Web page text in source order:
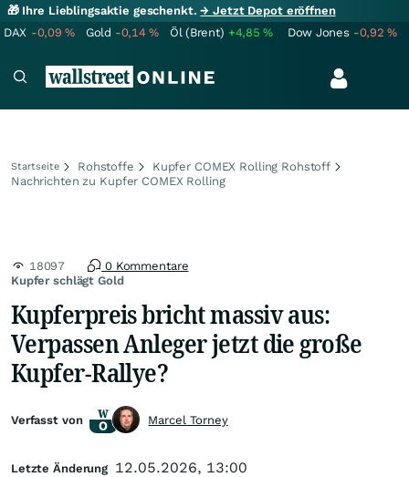
🎁 Ihre Lieblingsaktie geschenkt.→ Jetzt Depot eröffnen
DAX -0,09% Gold -0,14% Öl (Brent) +4,85% Dow Jones -0,92%
Startseite Rohstoffe
Kupfer COMEX Rolling Rohstoff
Nachrichten zu Kupfer COMEX Rolling
Kupfer schlägt Gold
18097 0 Kommentare
Kupferpreis bricht massiv aus:
Verpassen Anleger jetzt die große
Kupfer-Rallye?
Verfasst von Marcel Torney
Letzte Änderung 12.05.2026, 13:00